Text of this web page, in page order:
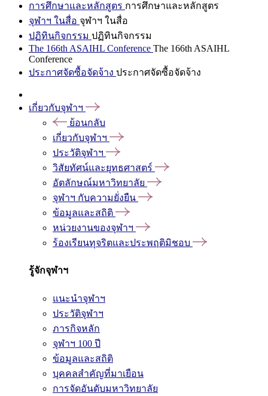
การศึกษาและหลักสูตร การศึกษาและหลักสูตร
จุฬาฯ ในสื่อ จุฬาฯ ในสื่อ
ปฏิทินกิจกรรม ปฏิทินกิจกรรม
The 166th ASAIHL Conference The 166th ASAIHL
Conference
ประกาศจัดซื้อจัดจ้าง ประกาศจัดซื้อจัดจ้าง
เกี่ยวกับจุฬาฯ
ย้อนกลับ
เกี่ยวกับจุฬาฯ
ประวัติจุฬาฯ
วิสัยทัศน์และยุทธศาสตร์
อัตลักษณ์มหาวิทยาลัย
จุฬาฯ กับความยั่งยืน
ข้อมูลและสถิติ
หน่วยงานของจุฬาฯ
ร้องเรียนทุจริตและประพฤติมิชอบ
รู้จักจุฬาฯ
แนะนำจุฬาฯ
ประวัติจุฬาฯ
ภารกิจหลัก
จุฬาฯ 100 ปี
ข้อมูลและสถิติ
บุคคลสำคัญที่มาเยือน
การจัดอันดับมหาวิทยาลัย